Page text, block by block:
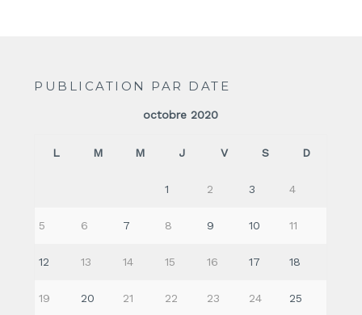
PUBLICATION PAR DATE
octobre 2020
L M M J V S D
1 2 3 4
5 6 7 8 9 10 11
12 13 14 15 16 17 18
19 20 21 22 23 24 25